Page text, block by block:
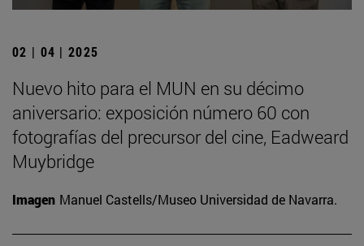
02 | 04 | 2025
Nuevo hito para el MUN en su décimo
aniversario: exposición número 60 con
fotografías del precursor del cine, Eadweard
Muybridge
Imagen Manuel Castells/Museo Universidad de Navarra.